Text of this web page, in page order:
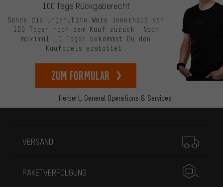
Herbert, General Operations & Services
100 Tage Rückgaberecht
Sende die ungenutzte Ware innerhalb von
100 Tagen nach dem Kauf zurück. Nach
maximal 10 Tagen bekommst Du den
Kaufpreis erstattet.
zum Formular
VERSAND
PAKETVERFOLGUNG